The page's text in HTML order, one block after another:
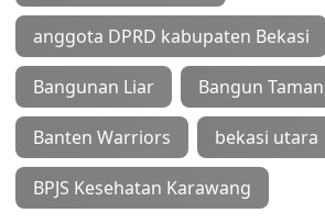
anggota DPRD kabupaten Bekasi
Bangunan Liar Bangun
Banten Warriors bekasi utara
BPJS Kesehatan Karawang